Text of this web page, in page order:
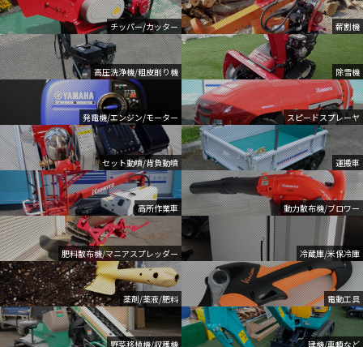
チッパー/カッター 薪割機
高圧洗浄機/粗皮削り機 除雪機
発電機/エンジン/モーター スピードスプレーヤ
セット動噴/背負動噴 運搬車
高所作業車 動力散布機/ブロワー
肥料散布機/マニアスプレッダー 冷蔵庫/米保冷庫
薬剤/薬液/肥料 電動工具
野菜移植機/収穫機 建機/車輌など